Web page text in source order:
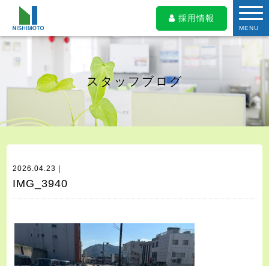
採用情報
MENU
スタッフブログ
2026.04.23 |
IMG_3940